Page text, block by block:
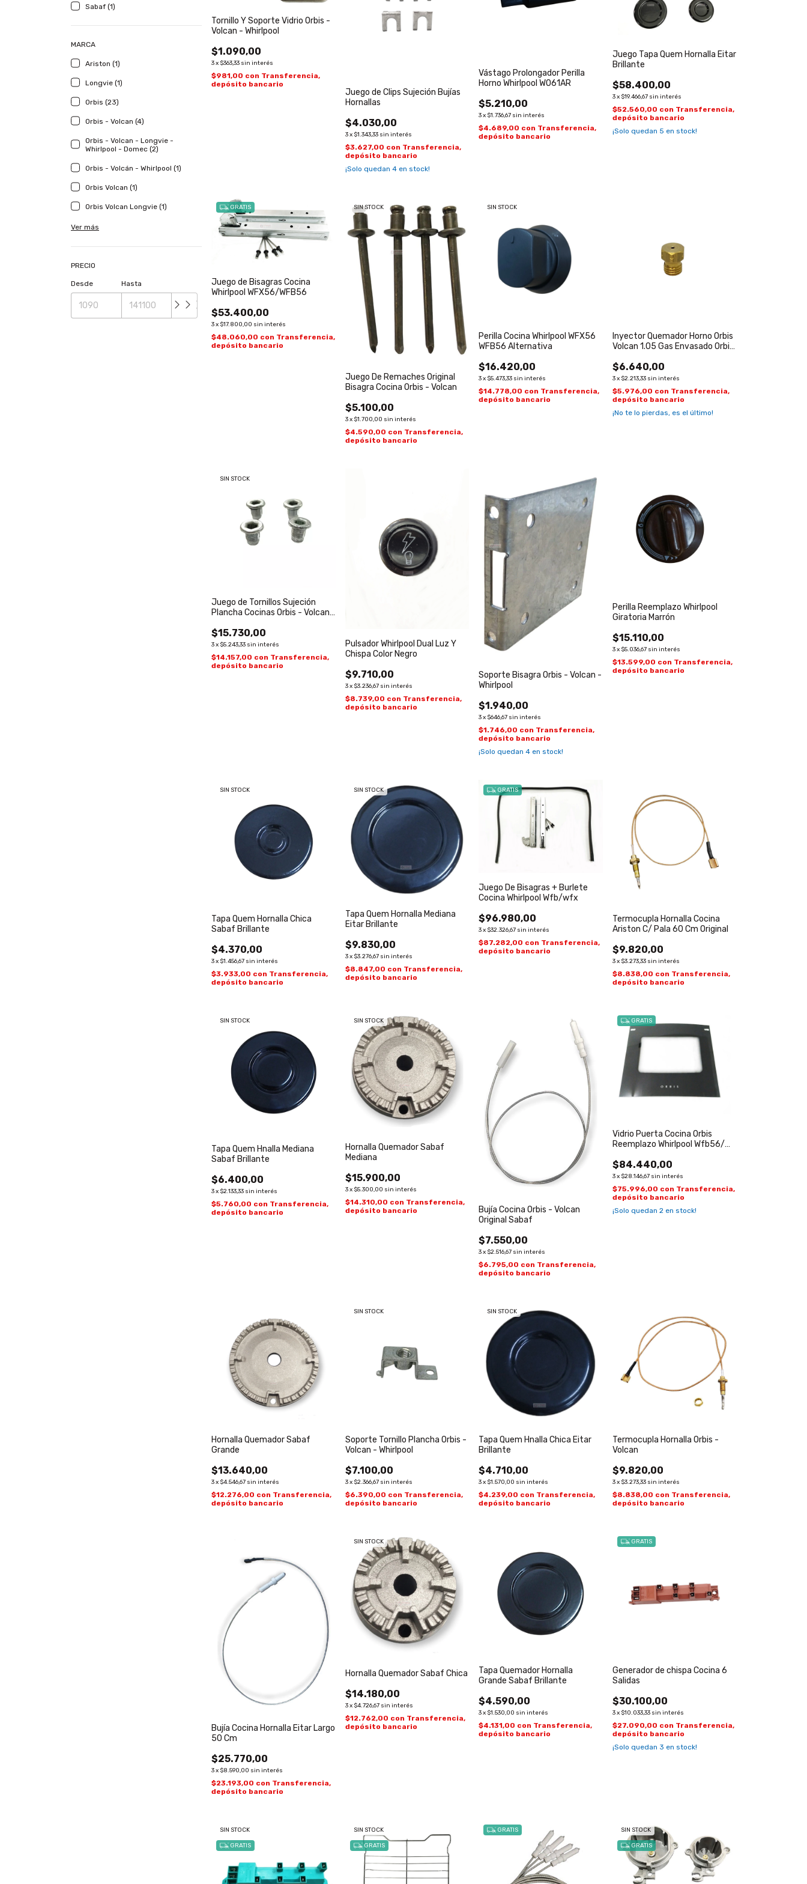
Sabaf (1)
MARCA
Ariston (1)
Longvie (1)
Orbis (23)
Orbis - Volcan (4)
Orbis - Volcan - Longvie -
Whirlpool - Domec (2)
Orbis - Volcán - Whirlpool (1)
Orbis Volcan (1)
Orbis Volcan Longvie (1)
Ver más
PRECIO
Desde Hasta
Tornillo Y Soporte Vidrio Orbis -
Volcan - Whirlpool
$1.090,00
3x $363,33 sin interés
$981,00 con Transferencia,
depósito bancario
Juego de Clips Sujeción Bujías
Hornallas
$4.030,00
3x $1.343,33 sin interés
$3.627,00 con Transferencia,
depósito bancario
¡Solo quedan 4en stock!
Vástago Prolongador Perilla
Horno Whirlpool WO61AR
$5.210,00
3x $1.736,67 sin interés
$4.689,00 con Transferencia,
depósito bancario
Juego Tapa Quem Hornalla Eitar
Brillante
$58.400,00
3 x $19.466,67 sin interés
$52.560,00 con Transferencia,
depósito bancario
¡Solo quedan 5 en stock!
GRATIS
Juego de Bisagras Cocina
Whirlpool WFX56/WFB56
$53.400,00
3x $17.800,00 sin interés
$48.060,00 con Transferencia,
depósito bancario
SIN STOCK
Juego De Remaches Original
Bisagra Cocina Orbis - Volcan
$5.100,00
3x $1.700,00 sin interés
$4.590,00 con Transferencia,
depósito bancario
SIN STOCK
Perilla Cocina Whirlpool WFX56
WFB56 Alternativa
$16.420,00
3x $5.473,33 sin interés
$14.778,00 con Transferencia,
depósito bancario
Inyector Quemador Horno Orbis
Volcan 1.05 Gas Envasado Orbis
nacional
$6.640,00
3 x $2.213,33 sin interés
$5.976,00 con Transferencia,
depósito bancario
¡No te lo pierdas, es el último!
SIN STOCK
Juego de Tornillos Sujeción
Plancha Cocinas Orbis - Volcan
$15.730,00
3x $5.243,33 sin interés
$14.157,00 con Transferencia,
depósito bancario
Pulsador Whirlpool Dual Luz Y
Chispa Color Negro
$9.710,00
3x $3.236,67 sin interés
$8.739,00 con Transferencia,
depósito bancario
Soporte Bisagra Orbis - Volcan -
Whirlpool
$1.940,00
3x $646,67 sin interés
$1.746,00 con Transferencia,
depósito bancario
¡Solo quedan4 en stock!
Perilla Reemplazo Whirlpool
Giratoria Marrón
$15.110,00
3 x $5.036,67 sin interés
$13.599,00 con Transferencia,
depósito bancario
SIN STOCK
Tapa Quem Hornalla Chica
Sabaf Brillante
$4.370,00
3x $1.456,67 sin interés
$3.933,00 con Transferencia,
depósito bancario
SIN STOCK
Tapa Quem Hornalla Mediana
Eitar Brillante
$9.830,00
3x $3.276,67 sin interés
$8.847,00 con Transferencia,
depósito bancario
GRATIS
Juego De Bisagras + Burlete
Cocina Whirlpool Wfb/wfx
$96.980,00
3x $32.326,67 sin interés
$87.282,00 con Transferencia,
depósito bancario
Termocupla Hornalla Cocina
Ariston C/ Pala 60 Cm Original
$9.820,00
3 x $3.273,33 sin interés
$8.838,00 con Transferencia,
depósito bancario
SIN STOCK
Tapa Quem Hnalla Mediana
Sabaf Brillante
$6.400,00
3x $2.133,33 sin interés
$5.760,00 con Transferencia,
depósito bancario
SIN STOCK
Hornalla Quemador Sabaf
Mediana
$15.900,00
3x $5.300,00 sin interés
$14.310,00 con Transferencia,
depósito bancario
Bujía Cocina Orbis - Volcan
Original Sabaf
$7.550,00
3x $2.516,67 sin interés
$6.795,00 con Transferencia,
depósito bancario
GRATIS
Vidrio Puerta Cocina Orbis
Reemplazo Whirlpool Wfb56/
$84.440,00
3 x $28.146,67 sin interés
$75.996,00 con Transferencia,
depósito bancario
¡Solo quedan 2en stock!
Hornalla Quemador Sabaf
Grande
$13.640,00
3x $4.546,67 sin interés
$12.276,00 con Transferencia,
depósito bancario
SIN STOCK
Soporte Tornillo Plancha Orbis -
Volcan - Whirlpool
$7.100,00
3x $2.366,67 sin interés
$6.390,00 con Transferencia,
depósito bancario
SIN STOCK
Tapa Quem Hnalla Chica Eitar
Brillante
$4.710,00
3x $1.570,00 sin interés
$4.239,00 con Transferencia,
depósito bancario
Termocupla Hornalla Orbis -
Volcan
$9.820,00
3 x $3.273,33 sin interés
$8.838,00 con Transferencia,
depósito bancario
Bujía Cocina Hornalla Eitar Largo
50 Cm
$25.770,00
3x $8.590,00 sin interés
$23.193,00 con Transferencia,
depósito bancario
SIN STOCK
Hornalla Quemador Sabaf Chica
$14.180,00
3x $4.726,67 sin interés
$12.762,00 con Transferencia,
depósito bancario
Tapa Quemador Hornalla
Grande Sabaf Brillante
$4.590,00
3x $1.530,00 sin interés
$4.131,00 con Transferencia,
depósito bancario
GRATIS
Generador de chispa Cocina 6
Salidas
$30.100,00
3 x $10.033,33 sin interés
$27.090,00 con Transferencia,
depósito bancario
¡Solo quedan 3 en stock!
SIN STOCK
GRATIS
SIN STOCK
GRATIS
GRATIS SIN STOCK
GRATIS